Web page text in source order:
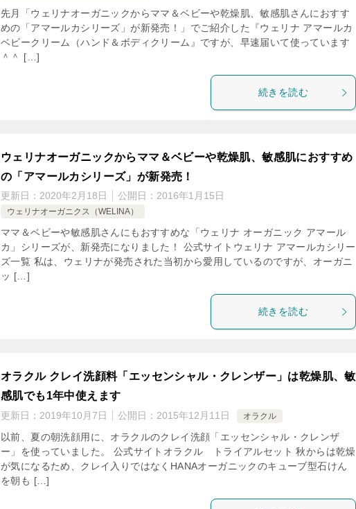
先月「ウェリナオーガニックからママ＆ベビーや乾燥肌、敏感肌さんにおすす
めの「アマールカシリーズ」が新発売！」でご紹介した『ウェリナ アマールカ
ベビークリーム（ハンド＆ボディクリーム』ですが、早速届いて使っています
＾＾ […]
続きを読む
ウェリナオーガニックからママ＆ベビーや乾燥肌、敏感肌におすすめ
の「アマールカシリーズ」が新発売！
更新日： 2020年2月18日 公開日： 2016年1月15日
ウェリナオーガニクス（WELINA）
ママ＆ベビーや敏感肌さんにもおすすめな「ウェリナ オーガニック アマール
カ」シリーズが、新発売になりました！ 公式サイトウェリナ アマールカシリー
ズ一覧 私は、ウェリナが発売された当初から愛用しているのですが、オーガニ
ッ […]
続きを読む
オラクル クレイ洗顔料「エッセンシャル・クレンザー」は乾燥肌、敏
感肌でも1年中使えます
更新日： 2019年10月7日 公開日： 2015年12月11日 オラクル
以前、夏の朝洗顔用に、オラクルのクレイ洗顔「エッセンシャル・クレンザ
ー」を使っていました。 公式サイトオラクル トライアルセット 秋からは乾燥
が気になるため、クレイ入りではなくHANAオーガニックのキューブ型石けん
を朝も […]